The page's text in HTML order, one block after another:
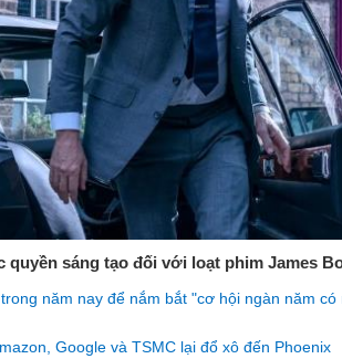
quyền sáng tạo đối với loạt phim James
năm nay để nắm bắt "cơ hội ngàn năm
Google và TSMC lại đổ xô đến Phoenix